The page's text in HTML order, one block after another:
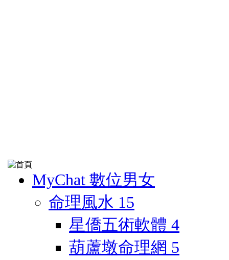
MyChat 數位男女
命理風水 15
星僑五術軟體 4
葫蘆墩命理網 5